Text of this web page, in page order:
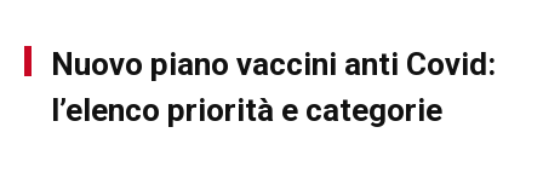
Nuovo piano vaccini anti Covid:
l’elenco priorità e categorie